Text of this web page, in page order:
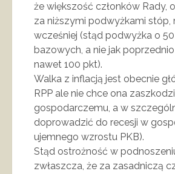
że większość członków Rady,
za niższymi podwyżkami stóp,
wcześniej (stąd podwyżka o
bazowych, a nie jak
nawet 100 pkt).
Walka z inflacją jest obecnie
RPP ale nie chce ona
gospodarczemu, a w
doprowadzić do recesji w
ujemnego wzrostu PKB).
Stąd ostrożność w
zwłaszcza, że za zasadniczą